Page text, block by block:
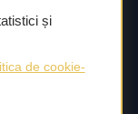
pieselor
corecte.
și
de cookie-